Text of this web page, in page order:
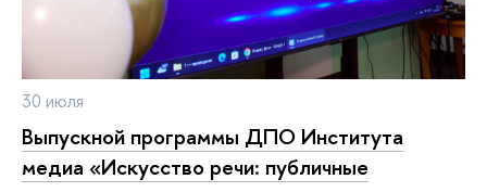
30 июля
ыпускной программы ДПО Института
медиа «Искусство речи: публичные